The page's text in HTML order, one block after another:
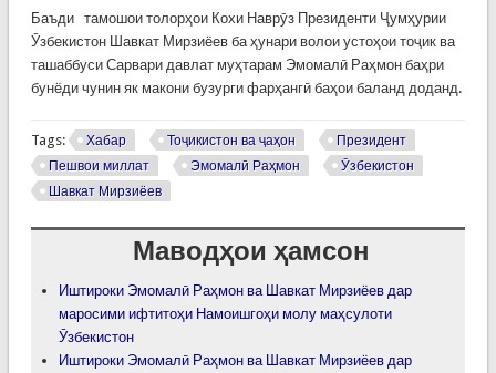
Баъди тамошои толорҳои Кохи Наврӯз Президенти Ҷумҳурии
Ӯзбекистон Шавкат Мирзиёев ба ҳунари волои устоҳои тоҷик ва
ташаббуси Сарвари давлат муҳтарам Эмомалӣ Раҳмон баҳри
бунёди чунин як макони бузурги фарҳангӣ баҳои баланд доданд.
Tags: Хабар Тоҷикистон ва ҷаҳон
Президент
Пешвои миллат
Эмомалӣ Раҳмон
Ӯзбекистон
Шавкат Мирзиёев
Маводҳои ҳамсон
Иштироки Эмомалӣ Раҳмон ва Шавкат Мирзиёев дар
маросими ифтитоҳи Намоишгоҳи молу маҳсулоти
Ӯзбекистон
Иштироки Эмомалӣ Раҳмон ва Шавкат Мирзиёев дар